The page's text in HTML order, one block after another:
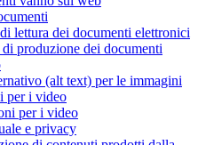
lettura dei documenti elettronici
produzione dei documenti
(alt text) per le immagini
per i video
per i video
e privacy